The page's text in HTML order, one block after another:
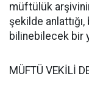
müftülük
şekilde
bilinebilecek bir
MÜFTÜ VEKİLİ